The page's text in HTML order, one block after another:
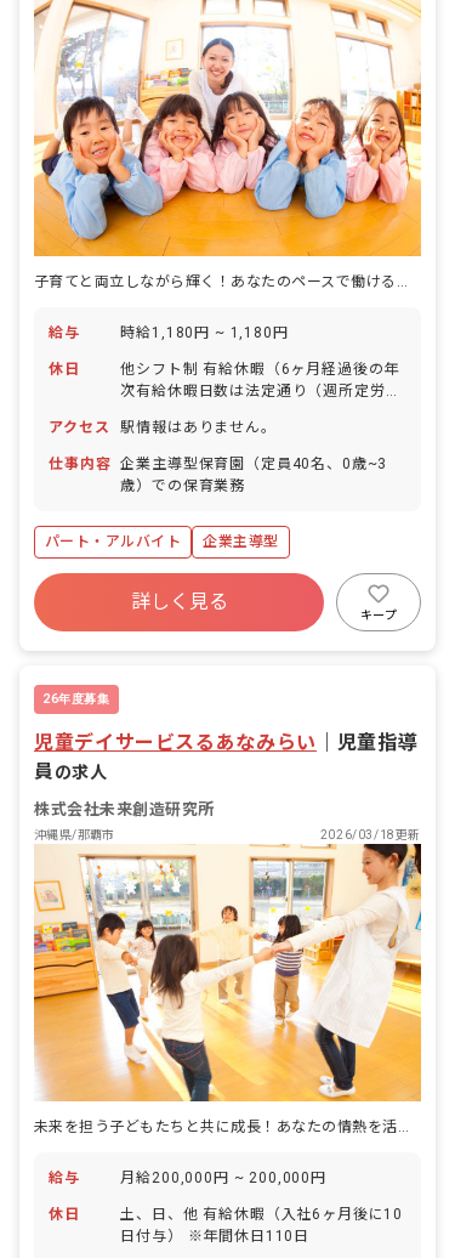
給与 時給1,180円 ~ 1,180円
休日
他シフト制 有給休暇（6ヶ月経過後の年
次有給休暇日数は法定通り（週所定労働
アクセス
駅情報はありません。
仕事内容 企業主導型保育園（定員40名、0歳~3
歳）での保育業務
パート・アルバイト 企業主導型
詳しく見る
キープ
26年度募集
児童デイサービスるあなみらい
児童指導
員 の求人
株式会社未来創造研究所
沖縄県/那覇市 2026/03/18更新
未来を担う子どもたちと共に成長！あなたの情熱を活かしませんか？
給与 月給200,000円 ~ 200,000円
休日
土、日、他 有給休暇（入社6ヶ月後に10
日付与） ※年間休日110日